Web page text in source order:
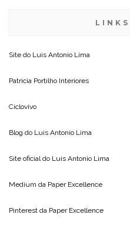
Site do Luis Antonio Lima
Patricia Portilho Interiores
Ciclovivo
Blog do Luis Antonio Lima
Site oficial do Luis Antonio Lima
Medium da Paper Excellence
Pinterest da Paper Excellence